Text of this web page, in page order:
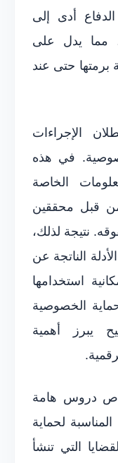
أدى إلى
مما يدل على
برمتها حتى عند
الإجراءات
في هذه
الخاصة
قبل محققين
نتيجة لذلك،
الناتجة عن
استخدامها
الخصوصية
يبرز أهمية
دروس هامة
لحماية
التي تنشأ